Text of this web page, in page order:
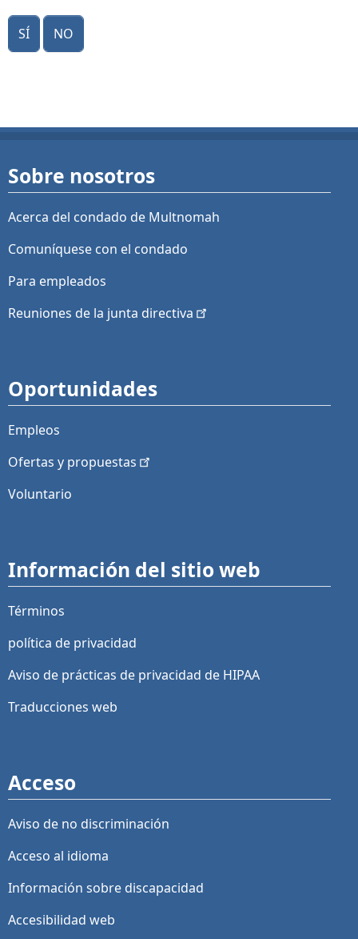
Sí No
Sobre nosotros
Acerca del condado de Multnomah
Comuníquese con el condado
Para empleados
Reuniones de la junta directiva
Oportunidades
Empleos
Ofertas y propuestas
Voluntario
Información del sitio web
Términos
política de privacidad
Aviso de prácticas de privacidad de HIPAA
Traducciones web
Acceso
Aviso de no discriminación
Acceso al idioma
Información sobre discapacidad
Accesibilidad web